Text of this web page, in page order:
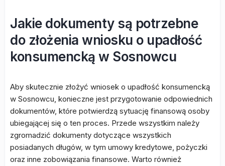
Jakie dokumenty są potrzebne
do złożenia wniosku o upadłość
konsumencką w Sosnowcu
Aby skutecznie złożyć wniosek o upadłość konsumencką
w Sosnowcu, konieczne jest przygotowanie odpowiednich
dokumentów, które potwierdzą sytuację finansową osoby
ubiegającej się o ten proces. Przede wszystkim należy
zgromadzić dokumenty dotyczące wszystkich
posiadanych długów, w tym umowy kredytowe, pożyczki
oraz inne zobowiązania finansowe. Warto również